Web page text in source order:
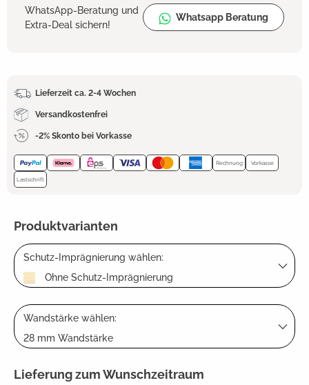
WhatsApp-Beratung und
Extra-Deal sichern!
Whatsapp Beratung
Lieferzeit ca. 2-4 Wochen
Versandkostenfrei
-2% Skonto bei Vorkasse
Rechnung Vorkasse
Lastschrift
Produktvarianten
Schutz-Imprägnierung wählen:
Ohne Schutz-Imprägnierung
Wandstärke wählen:
28 mm Wandstärke
Lieferung zum Wunschzeitraum